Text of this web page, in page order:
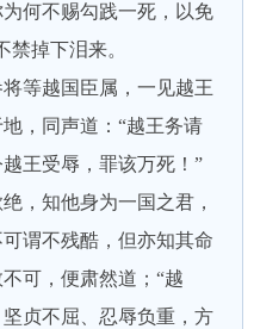
何不赐勾践一死，以免
掉下泪来。
等越国臣属，一见越王
，同声道：“越王务请
王受辱，罪该万死！”
知他身为一国之君，
谓不残酷，但亦知其命
可，便肃然道；“越
贞不屈、忍辱负重，方